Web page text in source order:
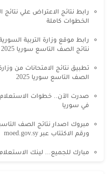
الخطوات كاملة
نتائج الصف التاسع سوريا 2025
تطبيق نتائج الامتحانات من
الصف التاسع سوريا 2025
في سوريا
ورقم الاكتتاب عبر moed.gov.sy
مبارك للجميع... لينك الاستعلام